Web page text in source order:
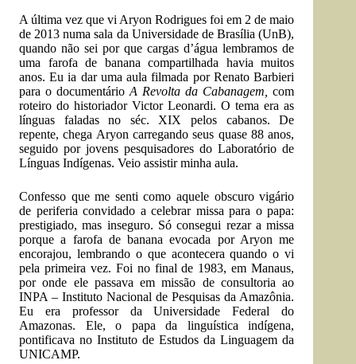
A última vez que vi Aryon Rodrigues foi em 2 de maio
de 2013 numa sala da Universidade de Brasília (UnB),
quando não sei por que cargas d’água lembramos de
uma farofa de banana compartilhada havia muitos
anos. Eu ia dar uma aula filmada por Renato Barbieri
para o documentárioA Revolta da Cabanagem,
com
roteiro do historiador Victor Leonardi. O tema era as
línguas faladas no séc. XIX pelos cabanos. De
repente, chega Aryon carregando seus quase 88 anos,
seguido por jovens pesquisadores do Laboratório de
Línguas Indígenas. Veio assistir minha aula.
Confesso que me senti como aquele obscuro vigário
de periferia convidado a celebrar missa para o papa:
prestigiado, mas inseguro. Só consegui rezar a missa
porque a farofa de banana evocada por Aryon me
encorajou, lembrando o que acontecera quando o vi
pela primeira vez. Foi no final de 1983, em Manaus,
por onde ele passava em missão de consultoria ao
INPA – Instituto Nacional de Pesquisas da Amazônia.
Eu era professor da Universidade Federal do
Amazonas. Ele, o papa da linguística indígena,
pontificava no Instituto de Estudos da Linguagem da
UNICAMP.